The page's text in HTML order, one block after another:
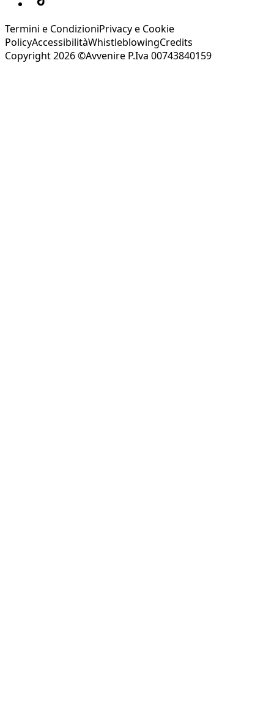
Termini e CondizioniPrivacy e Cookie
PolicyAccessibilitàWhistleblowingCredits
Copyright 2026 ©Avvenire P.Iva 00743840159